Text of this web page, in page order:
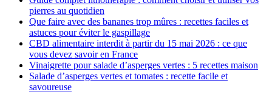
pierres au quotidien
Que faire avec des bananes trop mûres : recettes faciles et
astuces pour éviter le gaspillage
CBD alimentaire interdit à partir du 15 mai 2026 : ce que
vous devez savoir en France
Vinaigrette pour salade d’asperges vertes : 5 recettes maison
Salade d’asperges vertes et tomates : recette facile et
savoureuse